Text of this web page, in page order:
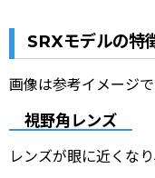
SRXモデルの特
画像は参考イメージ
視野角レンズ
レンズが眼に近くな